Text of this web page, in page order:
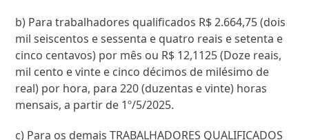
b) Para trabalhadores qualificados R$ 2.664,75 (dois
mil seiscentos e sessenta e quatro reais e setenta e
cinco centavos) por mês ou R$ 12,1125 (Doze reais,
mil cento e vinte e cinco décimos de milésimo de
real) por hora, para 220 (duzentas e vinte) horas
mensais, a partir de 1º/5/2025.
c) Para os demais TRABALHADORES QUALIFICADOS